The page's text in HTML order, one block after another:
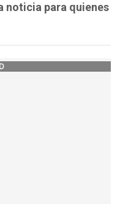
noticia para quienes